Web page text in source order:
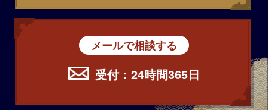
メールで相談する
受付：24時間365日